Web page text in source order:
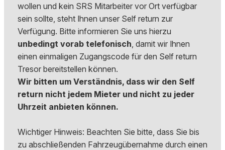
wollen und kein SRS Mitarbeiter vor Ort verfügbar
sein sollte, steht Ihnen unser Self return zur
Verfügung. Bitte informieren Sie uns hierzu
unbedingt vorab telefonisch , damit wir Ihnen
einen einmaligen Zugangscode für den Self return
Tresor bereitstellen können.
Wir bitten um Verständnis, dass wir den Self
return nicht jedem Mieter und nicht zu jeder
Uhrzeit anbieten können.
Wichtiger Hinweis: Beachten Sie bitte, dass Sie bis
zu abschließenden Fahrzeugübernahme durch einen